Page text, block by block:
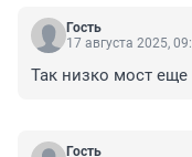
Гость
17 августа 2025,
Так низко мост еще
Гость